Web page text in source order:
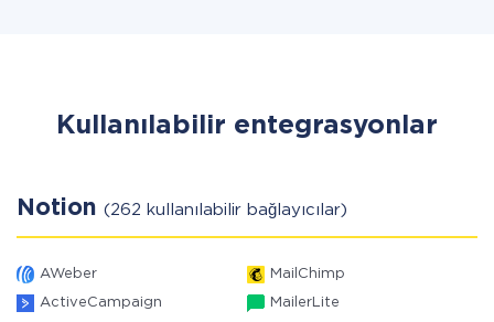
Kullanılabilir entegrasyonlar
Notion (262 kullanılabilir bağlayıcılar)
AWeber MailChimp
ActiveCampaign MailerLite